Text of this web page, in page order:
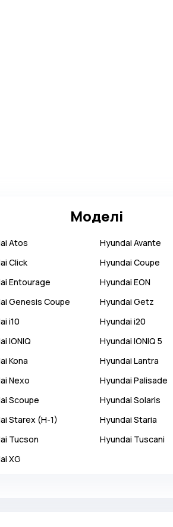
Моделі
Atos Hyundai Avante
Click Hyundai Coupe
Entourage Hyundai EON
Genesis Coupe Hyundai Getz
i10 Hyundai i20
IONIQ Hyundai IONIQ 5
Kona Hyundai Lantra
Nexo Hyundai Palisade
Scoupe Hyundai Solaris
Starex (H-1) Hyundai Staria
Tucson Hyundai Tuscani
XG